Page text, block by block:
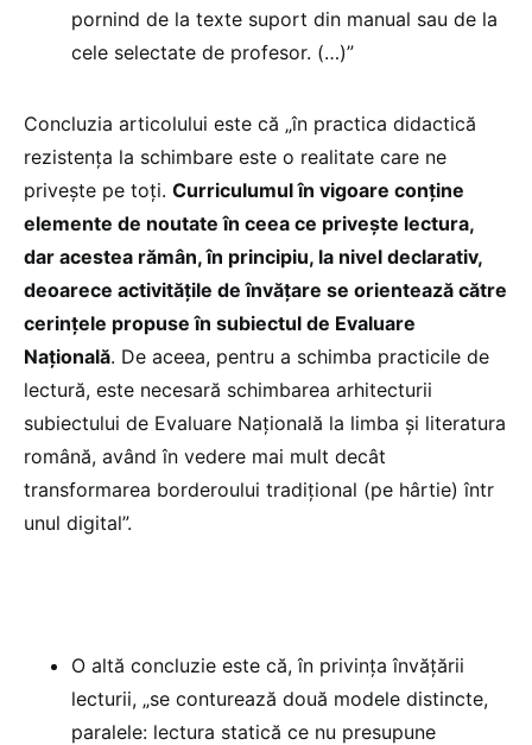
pornind de la texte suport din manual sau de la
cele selectate de profesor. (…)”
Concluzia articolului este că „în practica didactică
rezistenţa la schimbare este o realitate care ne
priveşte pe toţi. Curriculumul în vigoare conţine
elemente de noutate în ceea ce priveşte lectura,
dar acestea rămân, în principiu, la nivel declarativ,
deoarece activităţile de învăţare se orientează către
cerinţele propuse în subiectul de Evaluare
Naţională. De aceea, pentru a schimba practicile de
lectură, este necesară schimbarea arhitecturii
subiectului de Evaluare Naţională la limba şi literatura
română, având în vedere mai mult decât
transformarea borderoului tradiţional (pe hârtie) într
unul digital”.
O altă concluzie este că, în privința învățării
lecturii, „se conturează două modele distincte,
paralele: lectura statică ce nu presupune